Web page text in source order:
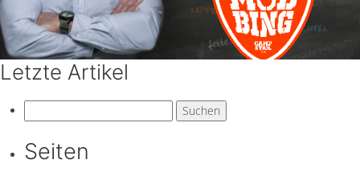
Letzte Artikel
nach:
Seiten